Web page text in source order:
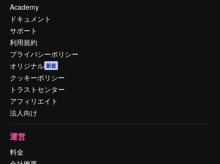
Academy
ドキュメント
サポート
利用規約
プライバシーポリシー
オリジナル 新規
クッキーポリシー
トラストセンター
アフィリエイト
法人向け
運営
料金